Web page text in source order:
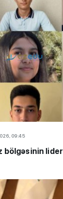
09:45
bölgəsinin lider